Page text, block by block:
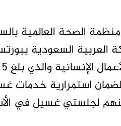
الصحة العالمية
العربية السعودية
لجلستي غسيل في